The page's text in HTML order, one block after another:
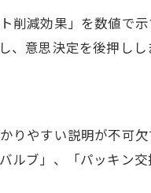
水道修理の説明術
と作業内容を整理
場準備のポイント説明
減効果」を数値で
意思決定を後押しし
やすい説明が不可
ブ」、「パッキン